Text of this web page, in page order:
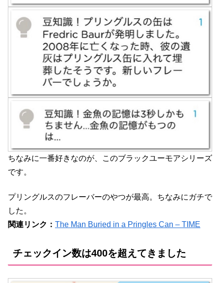
ちなみに一番好きなのが、このブラックユーモアシリーズ
です。
プリングルスのフレーバーのやつが最高。ちなみにガチで
した。
関連リンク： The Man Buried in a Pringles Can – TIME
チェックイン数は400を超えてきました